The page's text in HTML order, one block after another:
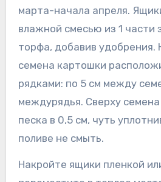
марта-начала апреля.
влажной смесью из 1 части
торфа, добавив удобрения.
семена картошки
рядками: по 5 см между
междурядья. Сверху
песка в 0,5 см, чуть
поливе не смыть.
Накройте ящики пленкой